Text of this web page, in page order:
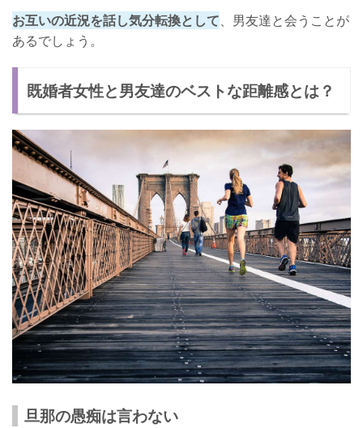
お互いの近況を話し気分転換として、男友達と会うことが
あるでしょう。
既婚者女性と男友達のベストな距離感とは？
旦那の愚痴は言わない